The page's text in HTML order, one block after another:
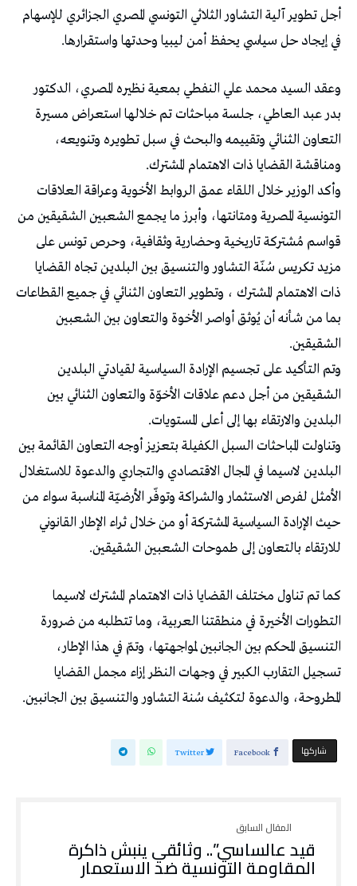
أجل تطوير آلية التشاور الثلاثي التونسي المصري الجزائري للإسهام
في إيجاد حل سياسي يحفظ أمن ليبيا وحدتها واستقرارها.
وعقد السيد محمد علي النفطي بمعية نظيره المصري، الدكتور
بدر عبد العاطي، جلسة مباحثات تم خلالها استعراض مسيرة
التعاون الثنائي وتقييمه والبحث في سبل تطويره وتنويعه،
ومناقشة القضايا ذات الاهتمام المشترك.
وأكد الوزير خلال اللقاء عمق الروابط الأخوية وعراقة العلاقات
التونسية المصرية ومتانتها، وأبرز ما يجمع الشعبين الشقيقين من
قواسم مُشتركة تاريخية وحضارية وثقافية، وحرص تونس على
مزيد تكريس سُنّة التشاور والتنسيق بين البلدين تجاه القضايا
ذات الاهتمام المشترك ، وتطوير التعاون الثنائي في جميع القطاعات
بما من شأنه أن يُوثق أواصر الأخوة والتعاون بين الشعبين
الشقيقين.
وتم التأكيد على تجسيم الإرادة السياسية لقيادتي البلدين
الشقيقين من أجل دعم علاقات الأخوّة والتعاون الثنائي بين
البلدين والارتقاء بها إلى أعلى المستويات.
وتناولت المباحثات السبل الكفيلة بتعزيز أوجه التعاون القائمة بين
البلدين لاسيما في المجال الاقتصادي والتجاري والدعوة للاستغلال
الأمثل لفرص الاستثمار والشراكة وتوفّر الأرضيّة المناسبة سواء من
حيث الإرادة السياسية المشتركة أو من خلال ثراء الإطار القانوني
للارتقاء بالتعاون إلى طموحات الشعبين الشقيقين.
كما تم تناول مختلف القضايا ذات الاهتمام المشترك لاسيما
التطورات الأخيرة في منطقتنا العربية، وما تتطلبه من ضرورة
التنسيق المحكم بين الجانبين لمواجهتها، وتمّ في هذا الإطار،
تسجيل التقارب الكبير في وجهات النظر إزاء مجمل القضايا
المطروحة، والدعوة لتكثيف سُنة التشاور والتنسيق بين الجانبين.
‫‫ شاركها‬ Facebook
Twitter
قيد عالساسي”.. وثائقي ينبش ذاكرة
المقاومة التونسية ضد الاستعمار